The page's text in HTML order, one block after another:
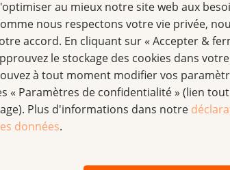
au mieux notre site web aux
nous respectons votre vie privée,
accord. En cliquant sur « Accepter &
le stockage des cookies dans
à tout moment modifier vos
« Paramètres de confidentialité » (lien
Plus d'informations dans notre
données.
doivent retirer tout le foie. Dans ce
la transplantation hépatique
cas de cancer du foie, certaines
être trop avancée ;